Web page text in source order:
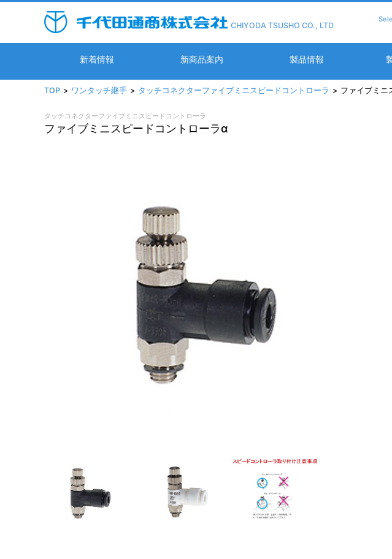
CHIYODA TSUSHO CO., LTD
新着情報 新商品案内 製品情報
TOP ワンタッチ継手 タッチコネクターファイブミニスピードコントローラ ファイブミニ
タッチコネクターファイブミニスピードコントローラ
ファイブミニスピードコントローラα